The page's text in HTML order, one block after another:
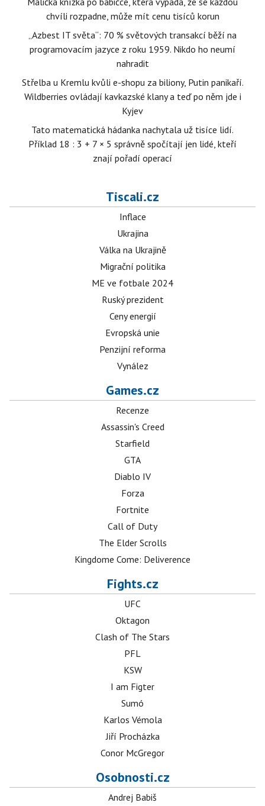
chvíli rozpadne, může mít cenu tisíců korun
„Azbest IT světa“: 70 % světových transakcí běží na
programovacím jazyce z roku 1959. Nikdo ho neumí
nahradit
Střelba u Kremlu kvůli e-shopu za biliony, Putin panikaří.
Wildberries ovládají kavkazské klany a teď po něm jde i
Kyjev
Tato matematická hádanka nachytala už tisíce lidí.
Příklad 18 : 3 + 7 × 5 správně spočítají jen lidé, kteří
znají pořadí operací
Tiscali.cz
Inflace
Ukrajina
Válka na Ukrajině
Migrační politika
ME ve fotbale 2024
Ruský prezident
Ceny energií
Evropská unie
Penzijní reforma
Vynález
Games.cz
Recenze
Assassin's Creed
Starfield
GTA
Diablo IV
Forza
Fortnite
Call of Duty
The Elder Scrolls
Kingdome Come: Deliverence
Fights.cz
UFC
Oktagon
Clash of The Stars
PFL
KSW
I am Figter
Sumó
Karlos Vémola
Jiří Procházka
Conor McGregor
Osobnosti.cz
Andrej Babiš